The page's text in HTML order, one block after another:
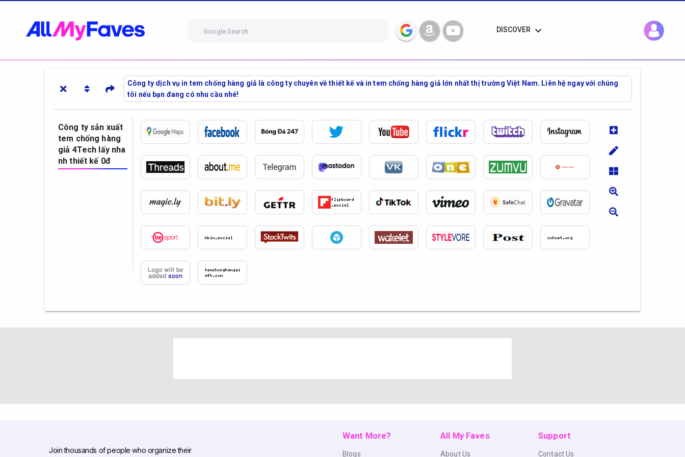
Google Search DISCOVER keyboard_arrow_down
Công ty dịch vụ in tem chống hàng giả là công ty chuyên về thiết kế và in tem chống hàng giả lớn nhất thị trường Việt Nam. Liên hệ ngay với chúng
tôi nếu bạn đang có nhu cầu nhé!
Công ty sản xuất
tem chống hàng
giả 4Tech lấy nha
nh thiết kế 0đ
Join thousands of people who organize their
Want More?
Blogs
All My Faves
About Us
Support
Contact Us